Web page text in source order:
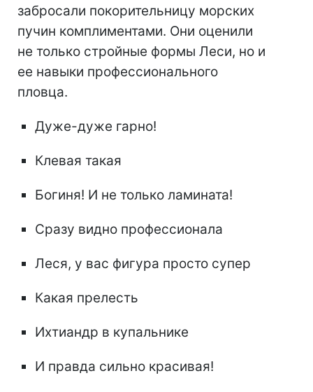
забросали покорительницу морских
пучин комплиментами. Они оценили
не только стройные формы Леси, но и
ее навыки профессионального
пловца.
Дуже-дуже гарно!
Клевая такая
Богиня! И не только ламината!
Сразу видно профессионала
Леся, у вас фигура просто супер
Какая прелесть
Ихтиандр в купальнике
И правда сильно красивая!